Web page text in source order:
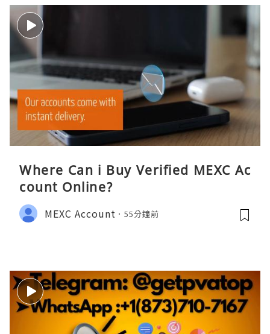
Where Can i Buy Verified MEXC Ac
count Online?
MEXC Account 55分鐘前